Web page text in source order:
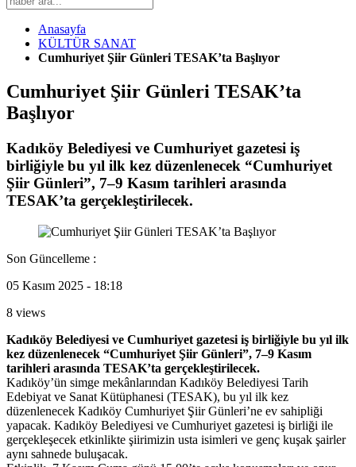
Anasayfa
KÜLTÜR SANAT
Cumhuriyet Şiir Günleri TESAK’ta Başlıyor
Cumhuriyet Şiir Günleri TESAK’ta
Başlıyor
Kadıköy Belediyesi ve Cumhuriyet gazetesi iş
birliğiyle bu yıl ilk kez düzenlenecek “Cumhuriyet
Şiir Günleri”, 7–9 Kasım tarihleri arasında
TESAK’ta gerçekleştirilecek.
Son Güncelleme :
05 Kasım 2025 - 18:18
8 views
Kadıköy Belediyesi ve Cumhuriyet gazetesi iş birliğiyle bu yıl ilk
kez düzenlenecek “Cumhuriyet Şiir Günleri”, 7–9 Kasım
tarihleri arasında TESAK’ta gerçekleştirilecek.
Kadıköy’ün simge mekânlarından Kadıköy Belediyesi Tarih
Edebiyat ve Sanat Kütüphanesi (TESAK), bu yıl ilk kez
düzenlenecek Kadıköy Cumhuriyet Şiir Günleri’ne ev sahipliği
yapacak. Kadıköy Belediyesi ve Cumhuriyet gazetesi iş birliği ile
gerçekleşecek etkinlikte şiirimizin usta isimleri ve genç kuşak şairler
aynı sahnede buluşacak.